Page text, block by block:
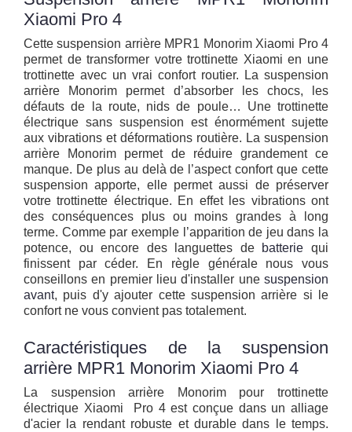
Xiaomi Pro 4
Cette suspension arrière MPR1 Monorim Xiaomi Pro 4
permet de transformer votre trottinette Xiaomi en une
trottinette avec un vrai confort routier. La suspension
arrière Monorim permet d’absorber les chocs, les
défauts de la route, nids de poule… Une trottinette
électrique sans suspension est énormément sujette
aux vibrations et déformations routière. La suspension
arrière Monorim permet de réduire grandement ce
manque. De plus au delà de l’aspect confort que cette
suspension apporte, elle permet aussi de préserver
votre trottinette électrique. En effet les vibrations ont
des conséquences plus ou moins grandes à long
terme. Comme par exemple l’apparition de jeu dans la
potence, ou encore des languettes de batterie qui
finissent par céder. En règle générale nous vous
conseillons en premier lieu d'installer une suspension
avant, puis d'y ajouter cette suspension arrière si le
confort ne vous convient pas totalement.
Caractéristiques de la suspension
arrière MPR1 Monorim Xiaomi Pro 4
La suspension arrière Monorim pour trottinette
électrique Xiaomi Pro 4 est conçue dans un alliage
d'acier la rendant robuste et durable dans le temps.